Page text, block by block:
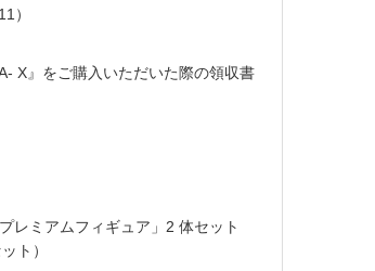
）
X』をご購入いただいた際の領収書
レミアムフィギュア」2 体セット
ト）